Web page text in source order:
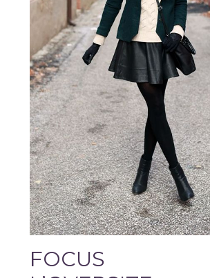
FOCUS